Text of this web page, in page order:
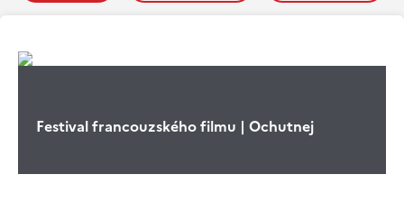
Festival francouzského filmu | Ochutnej